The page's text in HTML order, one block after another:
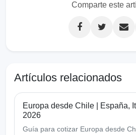
Comparte este
Artículos relacionados
Europa desde Chile | España,
2026
Guía para cotizar Europa desde